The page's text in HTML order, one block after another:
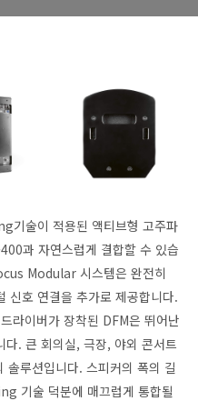
술이 적용된 액티브형 고주파
과 자연스럽게 결합할 수 있습
Modular 시스템은 완전히
호 연결을 추가로 제공합니다.
라이버가 장착된 DFM은 뛰어난
. 큰 회의실, 극장, 야외 콘서트
솔루션입니다. 스피커의 폭의 길
기술 덕분에 매끄럽게 통합될